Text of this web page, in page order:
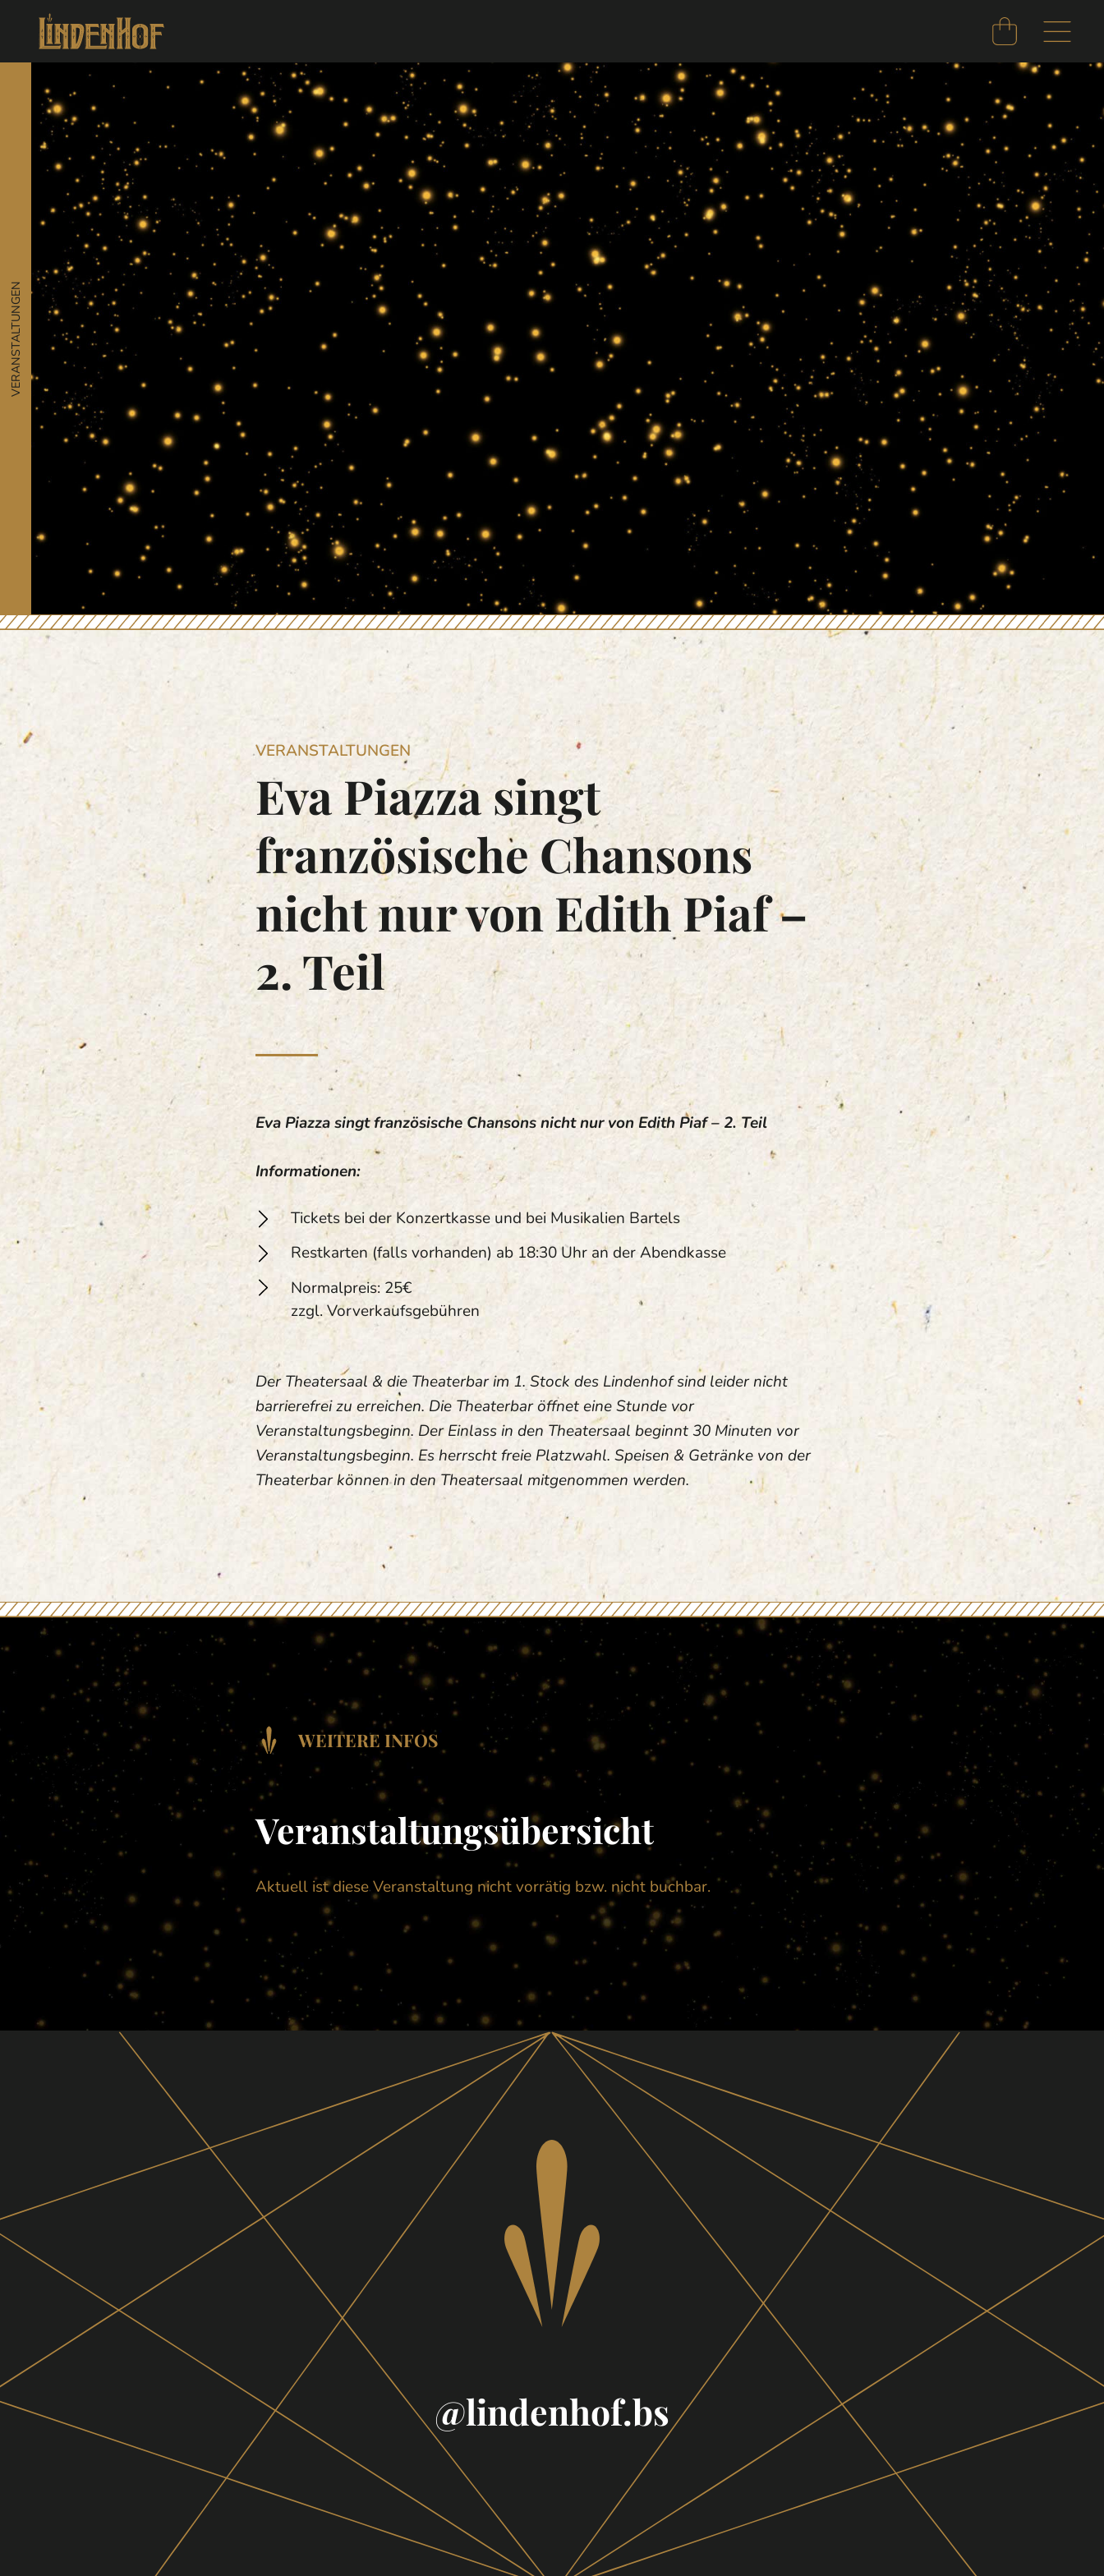
VERANSTALTUNGEN
VERANSTALTUNGEN
Eva Piazza singt
französische Chansons
nicht nur von Edith Piaf –
2. Teil
Eva Piazza singt französische Chansons nicht nur von Edith Piaf – 2. Teil
Informationen:
Tickets bei der Konzertkasse und bei Musikalien Bartels
Restkarten (falls vorhanden) ab 18:30 Uhr an der Abendkasse
Normalpreis: 25€
zzgl. Vorverkaufsgebühren
Der Theatersaal & die Theaterbar im 1. Stock des Lindenhof sind leider nicht
barrierefrei zu erreichen. Die Theaterbar öffnet eine Stunde vor
Veranstaltungsbeginn. Der Einlass in den Theatersaal beginnt 30 Minuten vor
Veranstaltungsbeginn. Es herrscht freie Platzwahl. Speisen & Getränke von der
Theaterbar können in den Theatersaal mitgenommen werden.
WEITERE INFOS
Veranstaltungsübersicht
Aktuell ist diese Veranstaltung nicht vorrätig bzw. nicht buchbar.
Footer
@lindenhof.bs